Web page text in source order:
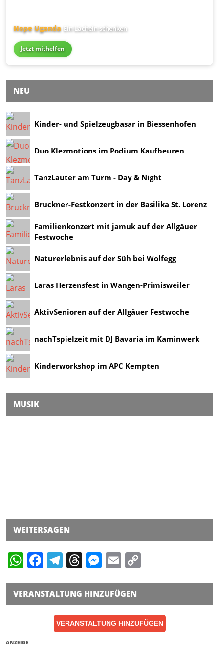
Hope Uganda Ein Lächeln schenken
Jetzt mithelfen
NEU
Kinder- und Spielzeugbasar in Biessenhofen
Duo Klezmotions im Podium Kaufbeuren
TanzLauter am Turm - Day & Night
Bruckner-Festkonzert in der Basilika St. Lorenz
Familienkonzert mit jamuk auf der Allgäuer
Festwoche
Naturerlebnis auf der Süh bei Wolfegg
Laras Herzensfest in Wangen-Primisweiler
AktivSenioren auf der Allgäuer Festwoche
nachTspielzeit mit DJ Bavaria im Kaminwerk
Kinderworkshop im APC Kempten
MUSIK
WEITERSAGEN
WhatsApp
Facebook
Telegram
Threads
Messenger
Email
VERANSTALTUNG HINZUFÜGEN
VERANSTALTUNG HINZUFÜGEN
ANZEIGE